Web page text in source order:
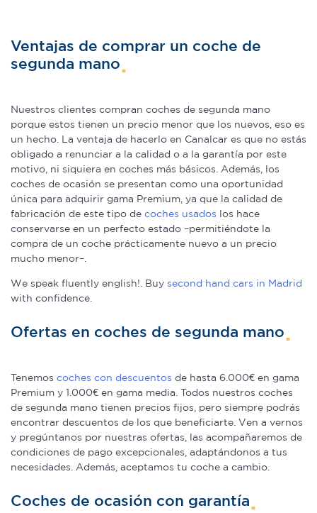
Ventajas de comprar un coche de
segunda mano
Nuestros clientes compran coches de segunda mano
porque estos tienen un precio menor que los nuevos, eso es
un hecho. La ventaja de hacerlo en Canalcar es que no estás
obligado a renunciar a la calidad o a la garantía por este
motivo, ni siquiera en coches más básicos. Además, los
coches de ocasión se presentan como una oportunidad
única para adquirir gama Premium, ya que la calidad de
fabricación de este tipo de coches usados los hace
conservarse en un perfecto estado –permitiéndote la
compra de un coche prácticamente nuevo a un precio
mucho menor–.
We speak fluently english!. Buy second hand cars in Madrid
with confidence.
Ofertas en coches de segunda mano
Tenemos coches con descuentos de hasta 6.000€ en gama
Premium y 1.000€ en gama media. Todos nuestros coches
de segunda mano tienen precios fijos, pero siempre podrás
encontrar descuentos de los que beneficiarte. Ven a vernos
y pregúntanos por nuestras ofertas, las acompañaremos de
condiciones de pago excepcionales, adaptándonos a tus
necesidades. Además, aceptamos tu coche a cambio.
Coches de ocasión con garantía